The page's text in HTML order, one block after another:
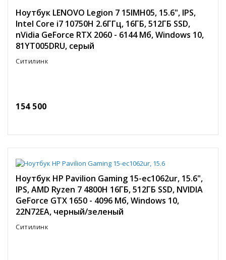
Ноутбук LENOVO Legion 7 15IMH05, 15.6", IPS,
Intel Core i7 10750H 2.6ГГц, 16ГБ, 512ГБ SSD,
nVidia GeForce RTX 2060 - 6144 Мб, Windows 10,
81YT005DRU, серый
Ситилинк
154 500
Ноутбук HP Pavilion Gaming 15-ec1062ur, 15.6",
IPS, AMD Ryzen 7 4800H 16ГБ, 512ГБ SSD, NVIDIA
GeForce GTX 1650 - 4096 Мб, Windows 10,
22N72EA, черный/зеленый
Ситилинк